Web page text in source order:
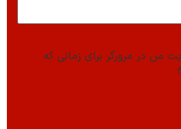
من در مرورگر برای زمانی که